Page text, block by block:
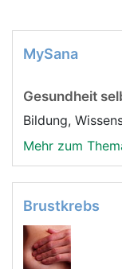
MySana
Gesundheit
Bildung,
Mehr zum
Brustkrebs